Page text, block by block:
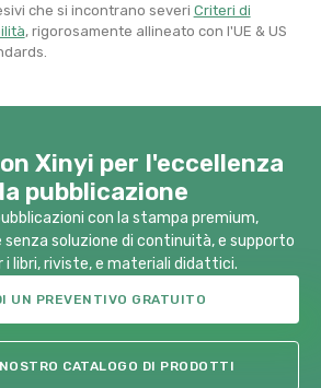
che si incontrano severi Criteri di
​, rigorosamente allineato con l'UE & US
Xinyi per l'eccellenza
pubblicazione
con la stampa premium,
soluzione di continuità, e supporto
i libri, riviste, e materiali didattici.
UN PREVENTIVO GRATUITO
CATALOGO DI PRODOTTI